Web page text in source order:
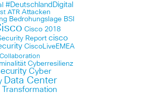
#DeutschlandDigital
ATR Attacken
Bedrohungslage BSI
Cisco 2018
Report cisco
CiscoLiveEMEA
Collaboration
Cyberresilienz
Cyber
Data Center
Transformation